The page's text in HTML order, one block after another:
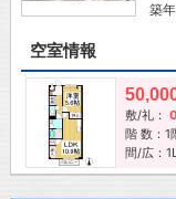
築
空室情報
敷/礼：
階 数：1
間/広：